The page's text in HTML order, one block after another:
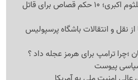
خبر مهم درباره پرونده کلثوم اکبری؛ 10 حکم قصاص برای قاتل
نقل و انتقالات باشگاه پرسپولیس
؛چرا ترامپ برای هرمز عجله داد ؟
پیوست